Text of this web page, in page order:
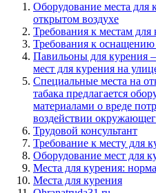
Оборудование места для
открытом воздухе
Требования к местам для
Требования к оснащению
Павильоны для курения
мест для курения на
Специальные места на
табака предлагается
материалами о вреде
воздействии
Трудовой консультант
Требование к месту для
Оборудование мест для
Места для курения:
Места для курения